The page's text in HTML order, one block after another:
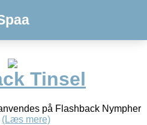
Tinsel
på Flashback Nympher
(Læs mere)